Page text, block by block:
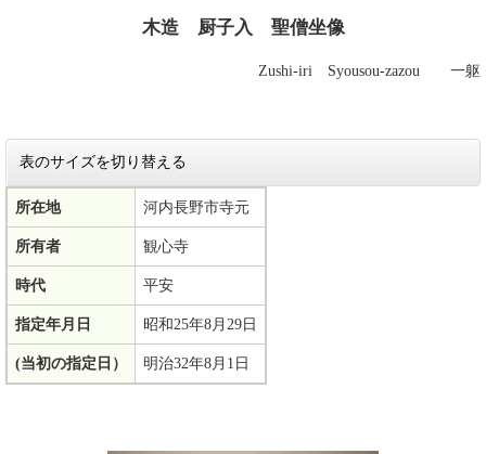
木造 厨子入 聖僧坐像
Zushi-iri Syousou-zazou 一躯
表のサイズを切り替える
所在地 河内長野市寺元
所有者 観心寺
時代 平安
指定年月日 昭和25年8月29日
(当初の指定日） 明治32年8月1日